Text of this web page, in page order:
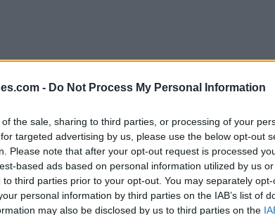
- Do Not Process My Personal Information
the sale, sharing to third parties, or processing of your
targeted advertising by us, please use the below opt-out
Please note that after your opt-out request is processed
based ads based on personal information utilized by us
to third parties prior to your opt-out. You may separately
personal information by third parties on the IAB’s list of
may also be disclosed by us to third parties on the
con su pareja, Georgina Rodríguez,